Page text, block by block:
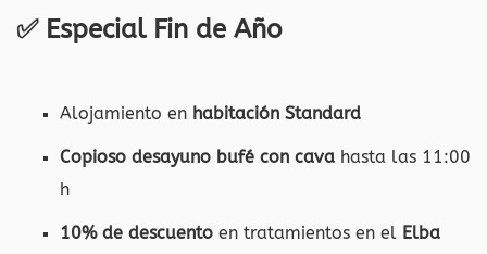
✅ Especial Fin de Año
Alojamiento en habitación Standard
Copioso desayuno bufé con cava hasta las 11:00
h
10% de descuento en tratamientos en el Elba